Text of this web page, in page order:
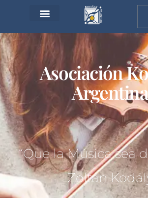
Asociación
Argentina
“Que la Música sea
Zoltán